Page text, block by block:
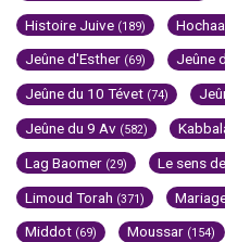
Histoire Juive (189)
Jeûne d'Esther (69) Jeûne
Jeûne du 10 Tévet (74)
Jeûne du 9 Av (582)
Lag Baomer (29) Le sens
Limoud Torah (371)
Middot (69) Moussar (154)